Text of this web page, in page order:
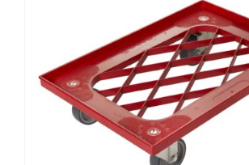
Food Service y Vending
91 629 17 10